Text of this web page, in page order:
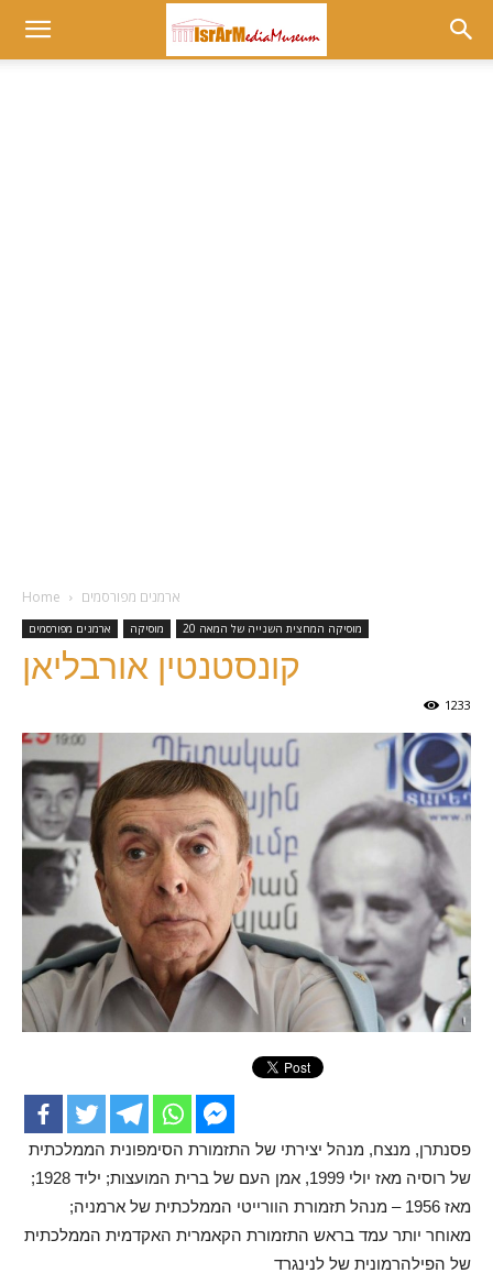
Museum
Home ארמנים מפורסמים
ארמנים מפורסמים מוסיקה מוסיקה המחצית השנייה של המאה 20
קונסטנטין אורבליאן
1233
פסנתרן, מנצח, מנהל יצירתי של התזמורת הסימפונית הממלכתית
של רוסיה מאז יולי 1999, אמן העם של ברית המועצות; יליד 1928;
מאז 1956 – מנהל תזמורת הוורייטי הממלכתית של ארמניה;
מאוחר יותר עמד בראש התזמורת הקאמרית האקדמית הממלכתית
של הפילהרמונית של לנינגרד